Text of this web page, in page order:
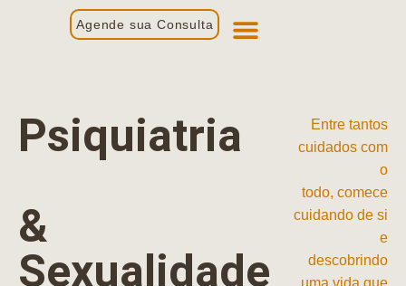
Agende sua Consulta
Psiquiatria
&
Sexualidade
Entre tantos
cuidados com
o
todo, comece
cuidando de si
e
descobrindo
uma vida que